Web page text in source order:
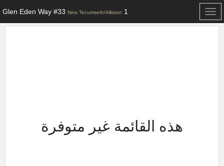
Toggle
navigation
1 Glen Eden Way #33
New Tecumseth/Alliston
هذه القائمة غير متوفرة